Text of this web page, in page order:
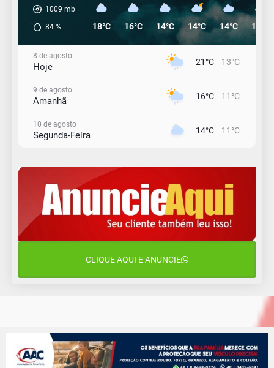
1009 mb
84 % 18°C 16°C 14°C 14°C 14°C 14°C
8 de agosto
Hoje 21°C 13°C
9 de agosto
Amanhã 16°C 11°C
10 de agosto
Segunda-Feira 14°C 11°C
Terça-Feira 15°C 10°C
12 de agosto
Quarta-Feira
CLIQUE AQUI E ANUNCIE